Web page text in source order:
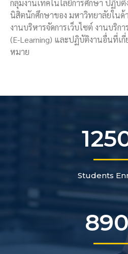
กลุ่มงานเทคโนโลยีการศึกษา ปฏิบั
นิสิตนักศึกษาของ มหาวิทยาลัยในด้
งานบริหารจัดการเว็บไซต์ งานบริก
(E-Learning) และปฏิบัติงานอื่นที่เ
หมาย
Students